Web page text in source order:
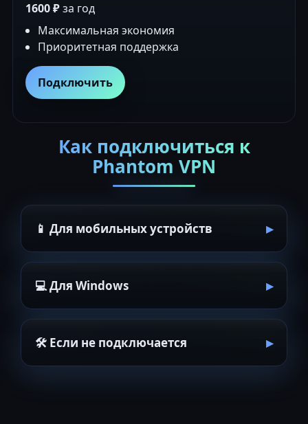
1600 ₽за год
Максимальная экономия
Приоритетная поддержка
Подключить
Как подключиться к
Phantom VPN
📱 Для мобильных устройств
💻 Для Windows
🛠 Если не подключается